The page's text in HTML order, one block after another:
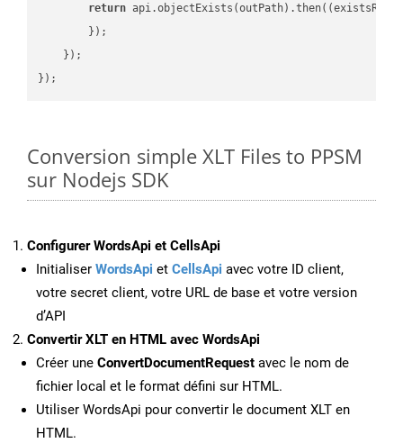
return api.objectExists(outPath).then( (
        });
    });
Conversion simple XLT Files to PPSM
sur Nodejs SDK
Configurer WordsApi et CellsApi
Initialiser WordsApi et CellsApi avec votre ID client,
votre secret client, votre URL de base et votre version
d’API
Convertir XLT en HTML avec WordsApi
Créer une ConvertDocumentRequest avec le nom de
fichier local et le format défini sur HTML.
Utiliser WordsApi pour convertir le document XLT en
HTML.